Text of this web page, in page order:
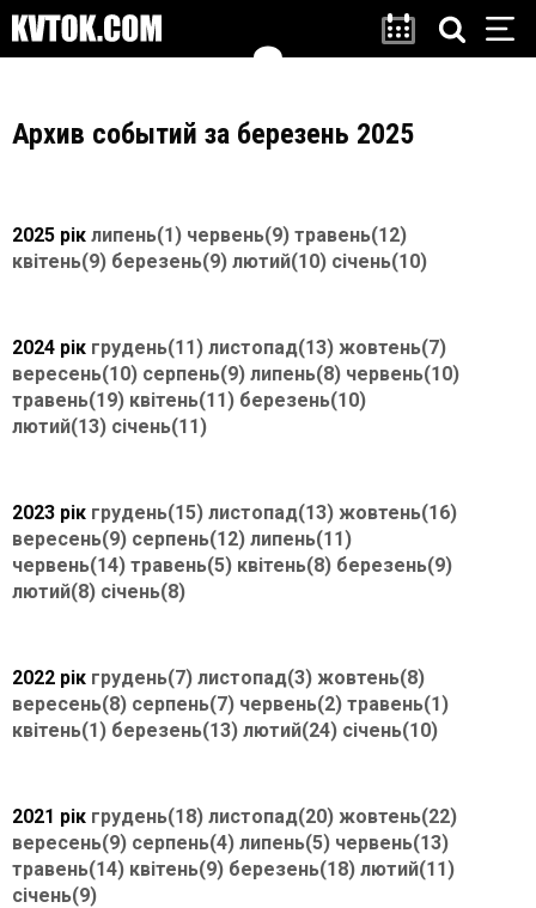
Архив событий за березень 2025
2025 рік липень(1) червень(9) травень(12)
квітень(9) березень(9) лютий(10) січень(10)
2024 рік грудень(11) листопад(13) жовтень(7)
вересень(10) серпень(9) липень(8) червень(10)
травень(19) квітень(11) березень(10)
лютий(13) січень(11)
2023 рік грудень(15) листопад(13) жовтень(16)
вересень(9) серпень(12) липень(11)
червень(14) травень(5) квітень(8) березень(9)
лютий(8) січень(8)
2022 рік грудень(7) листопад(3) жовтень(8)
вересень(8) серпень(7) червень(2) травень(1)
квітень(1) березень(13) лютий(24) січень(10)
2021 рік грудень(18) листопад(20) жовтень(22)
вересень(9) серпень(4) липень(5) червень(13)
травень(14) квітень(9) березень(18) лютий(11)
січень(9)